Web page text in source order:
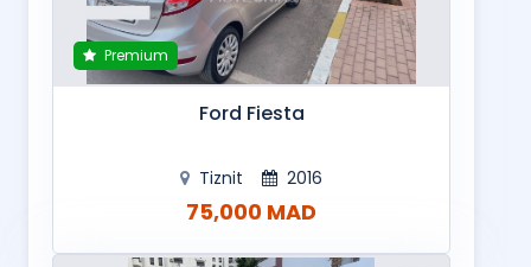
Premium
Ford Fiesta
Tiznit 2016
75,000 MAD